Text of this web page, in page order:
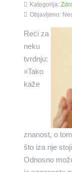
Kategorija:
Objavljeno:
Reći za
neku
tvrdnju:
»Tako
kaže
znanost, o
što iza nje
Odnosno